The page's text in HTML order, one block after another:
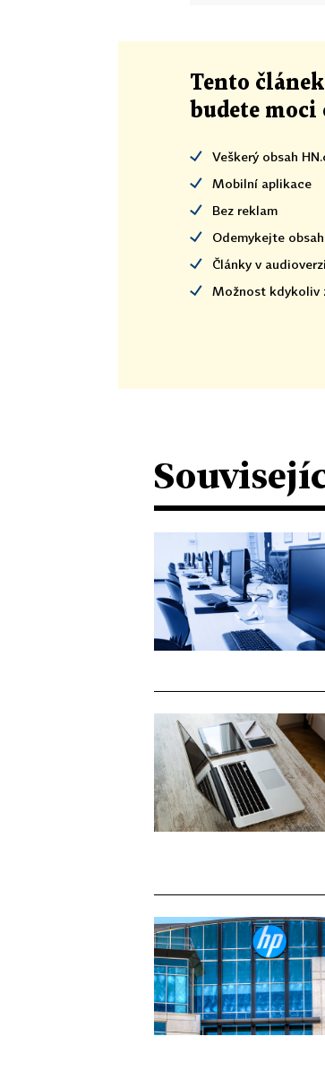
Tento článek
budete
Veškerý obsah
Mobilní aplikace
Bez reklam
Odemykejte
Články v
Možnost kdykoliv